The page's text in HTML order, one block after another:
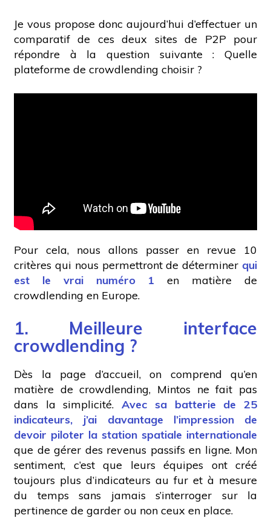
Je vous propose donc aujourd’hui d’effectuer un
comparatif de ces deux sites de P2P pour
répondre à la question suivante : Quelle
plateforme de crowdlending choisir ?
Pour cela, nous allons passer en revue 10
critères qui nous permettront de déterminer qui
est le vrai numéro 1 en matière de
crowdlending en Europe.
1. Meilleure interface
crowdlending ?
Dès la page d’accueil, on comprend qu’en
matière de crowdlending, Mintos ne fait pas
dans la simplicité.Avec sa batterie de 25
indicateurs, j’ai davantage l’impression de
devoir piloter la station spatiale internationale
que de gérer des revenus passifs en ligne. Mon
sentiment, c’est que leurs équipes ont créé
toujours plus d’indicateurs au fur et à mesure
du temps sans jamais s’interroger sur la
pertinence de garder ou non ceux en place.